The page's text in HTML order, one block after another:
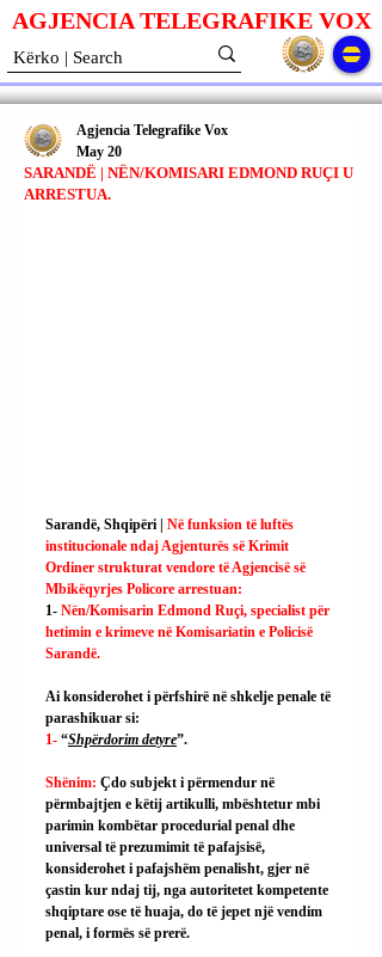
AGJENCIA TELEGRAFIKE VOX
SARANDË | NËN/KOMISARI EDMOND RUÇI U
ARRESTUA.
Agjencia Telegrafike Vox
May 20
Sarandë, Shqipëri | Në funksion të luftës
institucionale ndaj Agjenturës së Krimit
Ordiner strukturat vendore të Agjencisë së
Mbikëqyrjes Policore arrestuan:
1- Nën/Komisarin Edmond Ruçi, specialist për
hetimin e krimeve në Komisariatin e Policisë
Sarandë.
Ai konsiderohet i përfshirë në shkelje penale të
parashikuar si:
1- “Shpërdorim detyre”.
Shënim: Çdo subjekt i përmendur në
përmbajtjen e këtij artikulli, mbështetur mbi
parimin kombëtar procedurial penal dhe
universal të prezumimit të pafajsisë,
konsiderohet i pafajshëm penalisht, gjer në
çastin kur ndaj tij, nga autoritetet kompetente
shqiptare ose të huaja, do të jepet një vendim
penal, i formës së prerë.